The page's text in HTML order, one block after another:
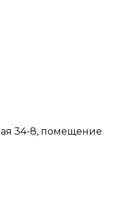
34-8, помещение